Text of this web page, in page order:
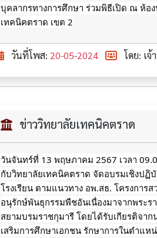
บุคลากรทางการศึกษา ร่วมพิธีเปิด ณ ห้อ
เทคนิคตราด เขต 2
วันที่โพส: 20-05-2024 โดย: เ
ข่าววิทยาลัยเทคนิคตราด
วันจันทร์ที่ 13 พฤษภาคม 2567 เวลา
กับวิทยาลัยเทคนิคตราด จัดอบรมเชิงปฏิ
โรงเรียน ตามแนวทาง อพ.สธ. โครงการ
อนุรักษ์พันธุกรรมพืชอันเนื่องมาจากพระร
สยามบรมราชกุมารี โดยได้รับเกียรติจา
เสริมการศึกษาเอกชน รักษาการในตำแ